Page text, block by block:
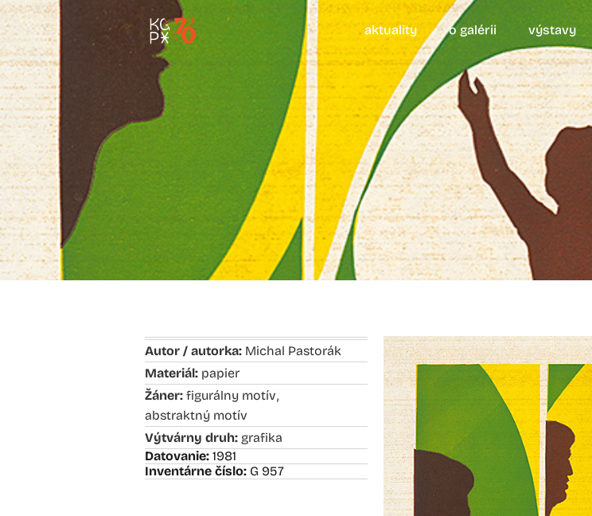
aktuality o galérii výstavy
Autor / autorka: Michal Pastorák
Materiál: papier
Žáner: figurálny motív,
abstraktný motív
Výtvárny druh: grafika
Datovanie: 1981
Inventárne číslo: G 957